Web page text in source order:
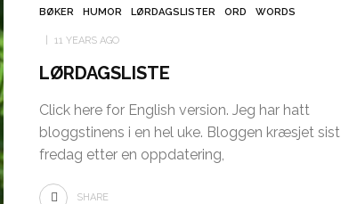
BØKER HUMOR LØRDAGSLISTER ORD WORDS
11 YEARS AGO
LØRDAGSLISTE
Click here for English version. Jeg har hatt
bloggstinens i en hel uke. Bloggen kræsjet sist
fredag etter en oppdatering,
SHARE